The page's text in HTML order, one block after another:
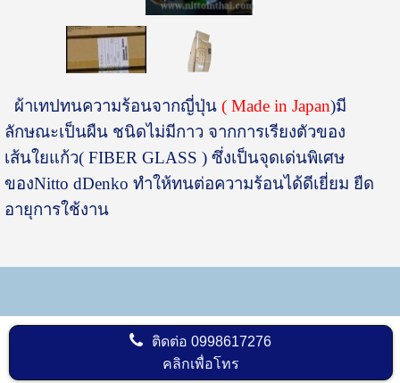
ผ้าเทปทนความร้อนจากญี่ปุ่น( Made in Japan)มี
ลักษณะเป็นผืน ชนิดไม่มีกาว จากการเรียงตัวของ
เส้นใยแก้ว( FIBER GLASS ) ซึ่งเป็นจุดเด่นพิเศษ
ของNitto dDenko ทำให้ทนต่อความร้อนได้ดีเยี่ยม ยืด
อายุการใช้งาน
ติดต่อ0998617276
คลิกเพื่อโทร